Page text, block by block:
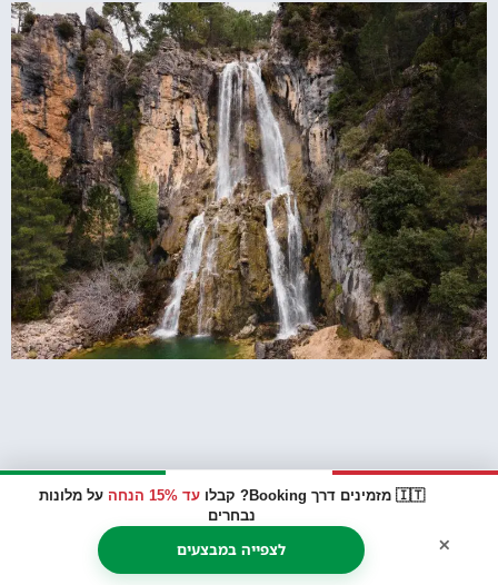
🇮🇹 מזמינים דרך Booking? קבלו עד 15% הנחה
על מלונות
נבחרים
לצפייה במבצעים ×